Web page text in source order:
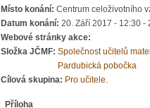
Místo konání: Centrum celoživotního
Datum konání: 20. Září 2017 - 12:30 -
Webové stránky akce:
Složka JČMF: Společnost učitelů
Pardubická pobočka
Cílová skupina: Pro učitele.
Příloha